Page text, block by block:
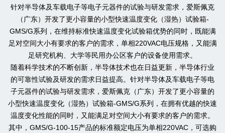
针对半导体及车载电子等电子元器件的试验与研发需求，爱斯佩克
（广东）开发了更小容量的小型快速温度变化（湿热）试验箱-
GMS/G系列，在维持标准快速温度变化试验箱优势的同时，既能满
足对空间大小有要求的客户的需求，单相220VAC电压规格，又能满
足研究机构、大学等民用办公区客户的设备使用需求。
随着科学技术的不断创新，半导体技术也在日益更新，半导体行业
的可靠性试验及研发的需求日益提高。针对半导体及车载电子等电
子元器件的试验与研发需求，爱斯佩克（广东）开发了更小容量的
小型快速温度变化（湿热）试验箱-GMS/G系列，在拥有优越的快速
温度变化性能的同时，又能满足对空间大小有要求的客户的需求。
其中，GMS/G-100-15产品的标准额定电压为单相220VAC，可选购